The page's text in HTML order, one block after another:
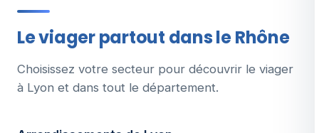
Le viager partout dans le Rhône
Choisissez votre secteur pour découvrir le viager
à Lyon et dans tout le département.